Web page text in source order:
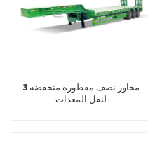
3 محاور نصف مقطورة منخفضة
لنقل المعدات